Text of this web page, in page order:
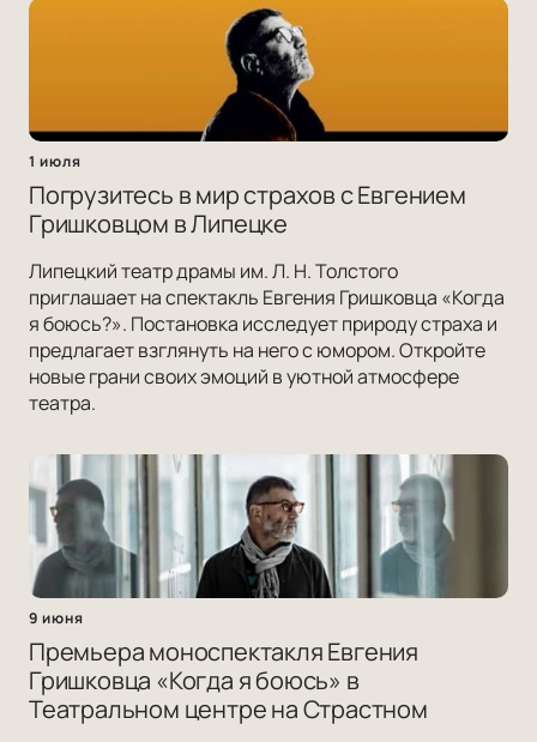
1 июля
Погрузитесь в мир страхов с Евгением
Гришковцом в Липецке
Липецкий театр драмы им. Л. Н. Толстого
приглашает на спектакль Евгения Гришковца «Когда
я боюсь?». Постановка исследует природу страха и
предлагает взглянуть на него с юмором. Откройте
новые грани своих эмоций в уютной атмосфере
театра.
9 июня
Премьера моноспектакля Евгения
Гришковца «Когда я боюсь» в
Театральном центре на Страстном